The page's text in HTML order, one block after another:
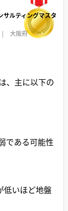
サルティングマスタ
| 大阪府
、主に以下の
である可能性
低いほど地盤